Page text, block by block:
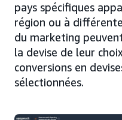
pays spécifiques
région ou à
du marketing
la devise de leur
conversions en
sélectionnées.